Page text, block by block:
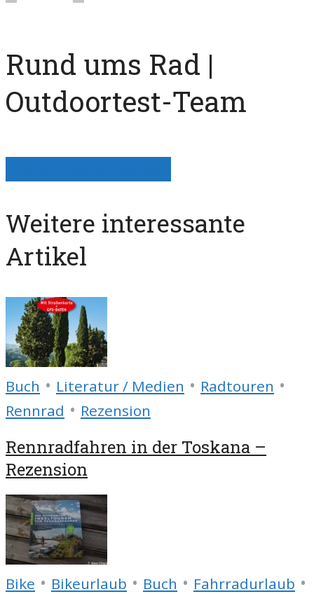
Rund ums Rad |
Outdoortest-Team
Weitere interessante
Artikel
Buch • Literatur / Medien • Radtouren •
Rennrad • Rezension
Rennradfahren in der Toskana –
Rezension
Bike • Bikeurlaub • Buch • Fahrradurlaub •